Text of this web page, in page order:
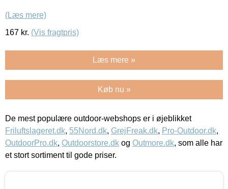
(Læs mere)
167 kr. (Vis fragtpris)
Læs mere »
Køb nu »
De mest populære outdoor-webshops er i øjeblikket
Friluftslageret.dk, 55Nord.dk, GrejFreak.dk, Pro-Outdoor.dk,
OutdoorPro.dk, Outdoorstore.dk og Outmore.dk, som alle har
et stort sortiment til gode priser.